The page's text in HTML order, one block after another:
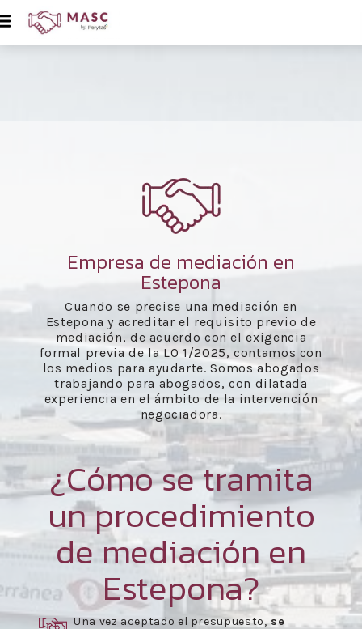
Empresa de mediación en
Estepona
Cuando se precise una mediación en
Estepona y acreditar el requisito previo de
mediación, de acuerdo con el exigencia
formal previa de la LO 1/2025, contamos con
los medios para ayudarte. Somos abogados
trabajando para abogados, con dilatada
experiencia en el ámbito de la intervención
negociadora.
¿Cómo se tramita
un procedimiento
de mediación en
Estepona?
Una vez aceptado el presupuesto,se